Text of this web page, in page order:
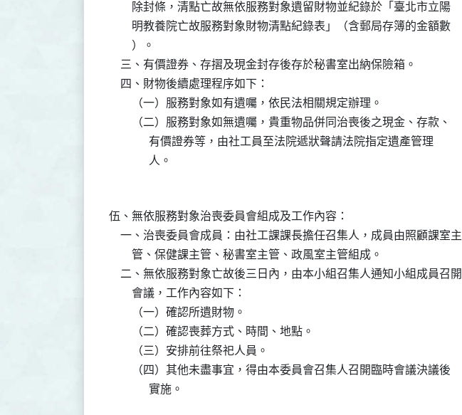
        除封條，清點亡故無依服務對象遺留財物並紀錄於「臺北市立陽
        明教養院亡故服務對象財物清點紀錄表」（含郵局存簿的金額數
        ）。
    三、有價證券、存摺及現金封存後存於秘書室出納保險箱。
    四、財物後續處理程序如下：
        （一）服務對象如有遺囑，依民法相關規定辦理。
        （二）服務對象如無遺囑，貴重物品併同治喪後之現金、存款、
              有價證券等，由社工員至法院遞狀聲請法院指定遺產管理
伍、無依服務對象治喪委員會組成及工作內容：
    一、治喪委員會成員：由社工課課長擔任召集人，成員由照顧課室主
        管、保健課主管、秘書室主管、政風室主管組成。
    二、無依服務對象亡故後三日內，由本小組召集人通知小組成員召開
        會議，工作內容如下：
        （一）確認所遺財物。
        （二）確認喪葬方式、時間、地點。
        （三）安排前往祭祀人員。
        （四）其他未盡事宜，得由本委員會召集人召開臨時會議決議後